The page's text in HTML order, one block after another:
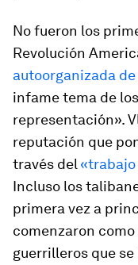
No fueron los
Revolución
autoorganizada
infame tema de
representación».
reputación que
través del
Incluso los
primera vez a
comenzaron
guerrilleros que